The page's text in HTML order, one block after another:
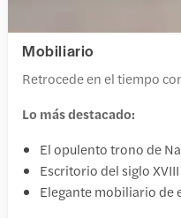
Mobiliario
Retrocede en el tiempo
Lo más destacado:
El opulento trono de
Escritorio del siglo
Elegante mobiliario de